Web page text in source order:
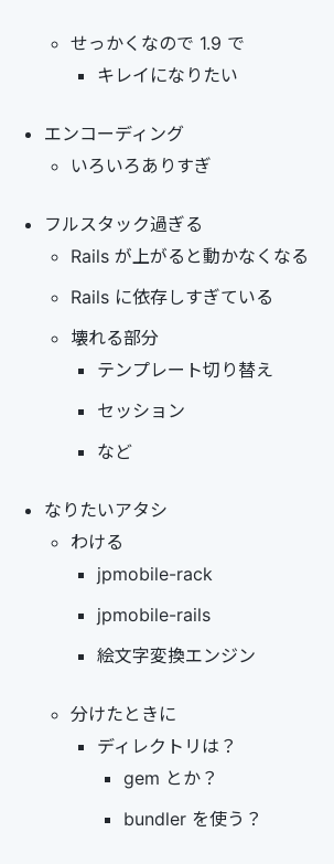
せっかくなので 1.9 で
キレイになりたい
エンコーディング
いろいろありすぎ
フルスタック過ぎる
Rails が上がると動かなくなる
Rails に依存しすぎている
壊れる部分
テンプレート切り替え
セッション
など
なりたいアタシ
わける
jpmobile-rack
jpmobile-rails
絵文字変換エンジン
分けたときに
ディレクトリは？
gem とか？
bundler を使う？